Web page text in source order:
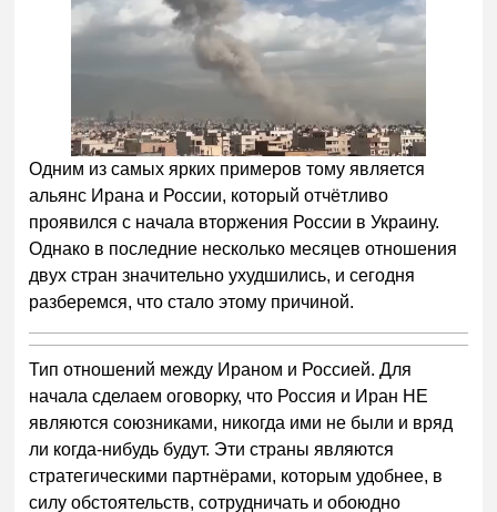
Одним из самых ярких примеров тому является
альянс Ирана и России, который отчётливо
проявился с начала вторжения России в Украину.
Однако в последние несколько месяцев отношения
двух стран значительно ухудшились, и сегодня
разберемся, что стало этому причиной.
Тип отношений между Ираном и Россией. Для
начала сделаем оговорку, что Россия и Иран НЕ
являются союзниками, никогда ими не были и вряд
ли когда-нибудь будут. Эти страны являются
стратегическими партнёрами, которым удобнее, в
силу обстоятельств, сотрудничать и обоюдно